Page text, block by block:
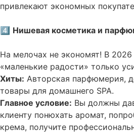
привлекают экономных
4️⃣ Нишевая косметика и
На мелочах не экономят! В 2026
«маленькие радости» только
Хиты: Авторская парфюмерия,
товары для домашнего SPA.
Главное условие: Вы должны
клиенту понюхать аромат,
крема, получите